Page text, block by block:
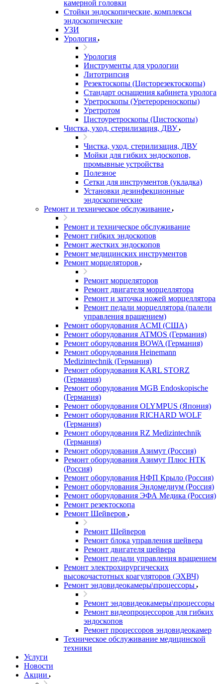
камерной головки
Стойки эндоскопические, комплексы
эндоскопические
УЗИ
Урология
Урология
Инструменты для урологии
Литотрипсия
Резектоскопы (Цисторезектоскопы)
Стандарт оснащения кабинета уролога
Уретроскопы (Уретерореноскопы)
Уретротом
Цистоуретроскопы (Цистоскопы)
Чистка, уход, стерилизация, ДВУ
Чистка, уход, стерилизация, ДВУ
Мойки для гибких эндоскопов,
промывные устройства
Полезное
Сетки для инструментов (укладка)
Установки дезинфекционные
эндоскопические
Ремонт и техническое обслуживание
Ремонт и техническое обслуживание
Ремонт гибких эндоскопов
Ремонт жестких эндоскопов
Ремонт медицинских инструментов
Ремонт морцеляторов
Ремонт морцеляторов
Ремонт двигателя морцеллятора
Ремонт и заточка ножей морцеллятора
Ремонт педали морцеллятора (палели
управления вращением)
Ремонт оборудования ACMI (США)
Ремонт оборудования ATMOS (Германия)
Ремонт оборудования BOWA (Германия)
Ремонт оборудования Heinemann
Medizintechnik (Германия)
Ремонт оборудования KARL STORZ
(Германия)
Ремонт оборудования MGB Endoskopische
(Германия)
Ремонт оборудования OLYMPUS (Япония)
Ремонт оборудования RICHARD WOLF
(Германия)
Ремонт оборудования RZ Medizintechnik
(Германия)
Ремонт оборудования Азимут (Россия)
Ремонт оборудования Азимут Плюс НТК
(Россия)
Ремонт оборудования НФП Крыло (Россия)
Ремонт оборудования Эндомедиум (Россия)
Ремонт оборудования ЭФА Медика (Россия)
Ремонт резектоскопа
Ремонт Шейверов
Ремонт Шейверов
Ремонт блока управления шейвера
Ремонт двигателя шейвера
Ремонт педали управления вращением
Ремонт электрохирургических
высокочастотных коагуляторов (ЭХВЧ)
Ремонт эндовидеокамеры\процессоры
Ремонт эндовидеокамеры\процессоры
Ремонт видеопроцессоров для гибких
эндоскопов
Ремонт процессоров эндовидеокамер
Техническое обслуживание медицинской
техники
Услуги
Новости
Акции